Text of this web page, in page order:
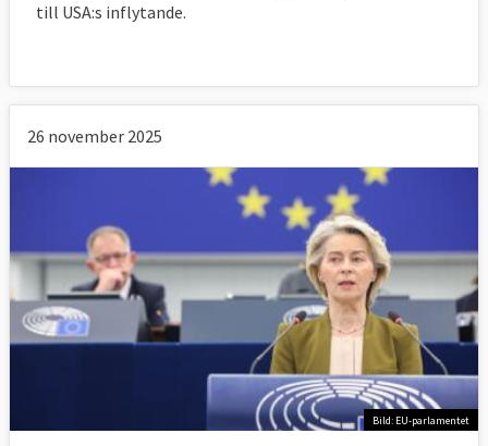
till USA:s inflytande.
26 november 2025
Bild: EU-parlamentet